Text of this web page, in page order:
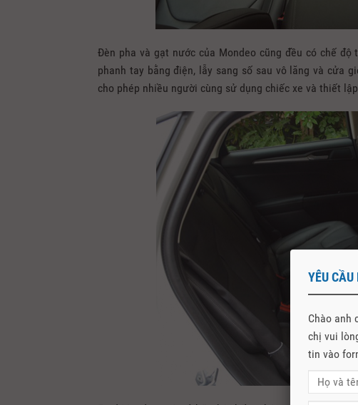
Đèn pha và gạt nước của Mondeo cũng đều có chế
phanh tay bằng điện, lẫy sang số sau vô lăng và cửa
cho phép nhiều người cùng sử dụng chiếc xe và thiết
YÊU
Chào anh
chị vui
tin vào